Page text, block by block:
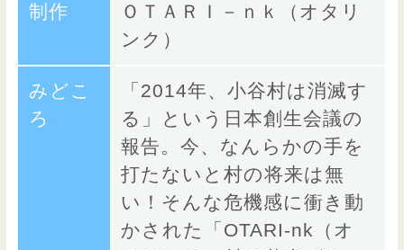
制作
ＯＴＡＲＩ－ｎｋ（オタリ
ンク）
みどこ
ろ
「2014年、小谷村は消滅す
る」という日本創生会議の
報告。今、なんらかの手を
打たないと村の将来は無
い！そんな危機感に衝き動
かされた「OTARI-nk（オ